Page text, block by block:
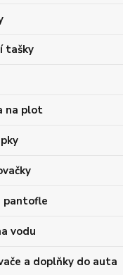
tašky
na plot
pantofle
vodu
a doplňky do auta